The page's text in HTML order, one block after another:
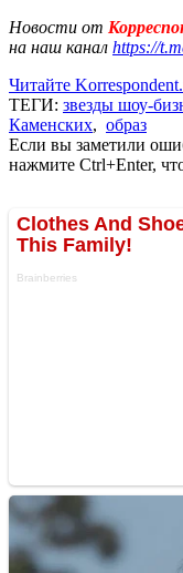
Новости от
на наш канал https://
Читайте
ТЕГИ: звезды шоу-
Каменских, образ
Если вы заметили
нажмите Ctrl+Enter,